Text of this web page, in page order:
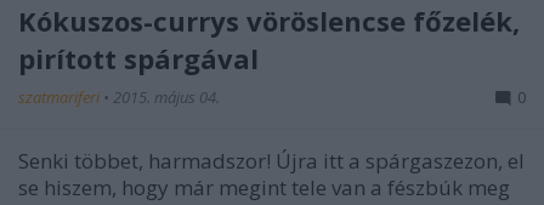
Kókuszos-currys vöröslencse főzelék,
pirított spárgával
szatmariferi • 2015. május 04. 0
Senki többet, harmadszor! Újra itt a spárgaszezon, el
se hiszem, hogy már megint tele van a fészbúk meg